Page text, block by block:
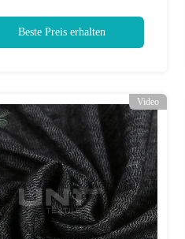
Beste Preis erhalten
Video